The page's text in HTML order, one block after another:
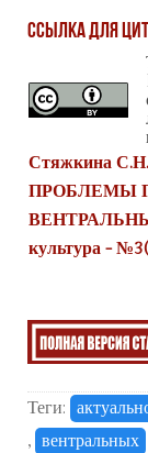
Ссылка для
Стяжкина
ПРОБЛЕМЫ
культура -
Теги:
, вентральных